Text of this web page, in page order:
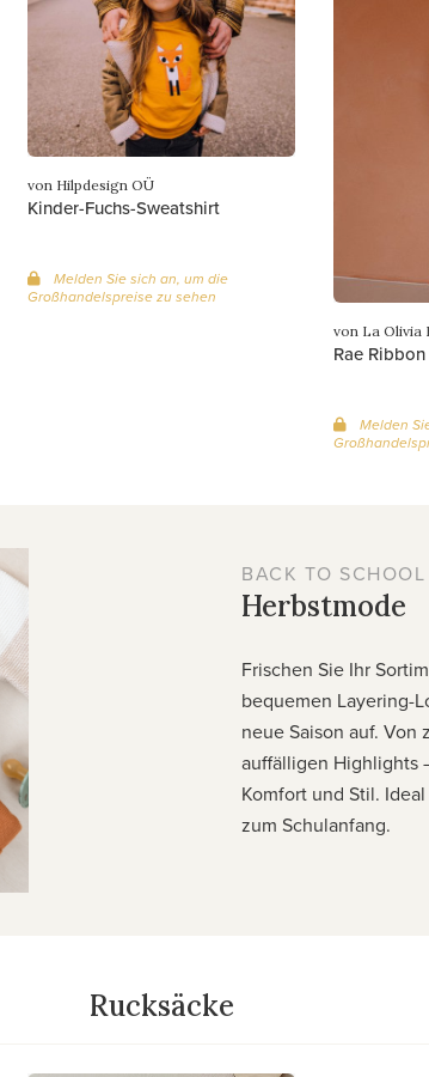
von Hilpdesign OÜ
Kinder-Fuchs-Sweatshirt
Melden Sie sich an, um die
Großhandelspreise zu sehen
von La Olivia
Rae
Melden
BACK TO SCHOOL
Herbstmode
Frischen Sie Ihr
bequemen Layering-
neue Saison auf. Von
auffälligen Highlights
Komfort und Stil.
zum Schulanfang.
Rucksäcke